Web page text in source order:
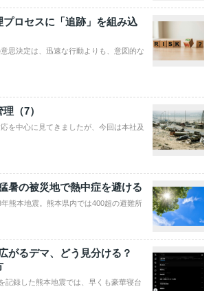
ロセスに「追跡」を組み込
思決定は、迅速な行動よりも、意図的な
（7）
を中心に見てきましたが、今回は本社及
の被災地で熱中症を避ける
熊本地震。熊本県内では400超の避難所
るデマ、どう見分ける？
記録した熊本地震では、早くも豪華寝台